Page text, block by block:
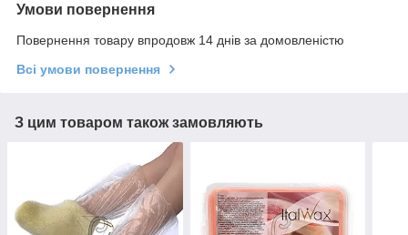
Умови повернення
Повернення товару впродовж 14 днів за домовленістю
Всі умови повернення
З цим товаром також замовляють